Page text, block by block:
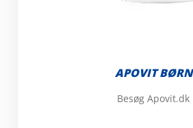
APOVIT BØRN
Besøg Apovit.dk